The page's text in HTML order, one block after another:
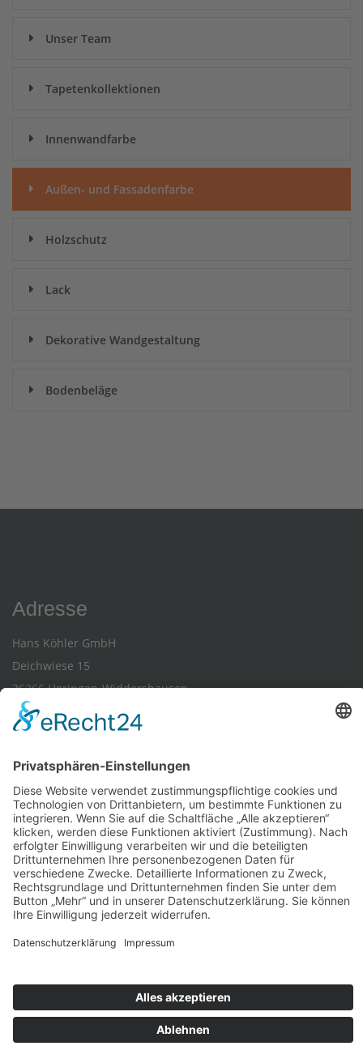
Unser Team
Tapetenkollektionen
Innenwandfarbe
Außen- und Fassadenfarbe
Holzschutz
Lack
Dekorative Wandgestaltung
Bodenbeläge
Adresse
Hans Köhler GmbH
Deichwiese 15
36266 Heringen-Widdershausen
Kommunikation
Telefon 06624/919310
E-Mail-Kontakt
Social media
© 2005- 2026 Hans Köhler GmbH produziert von der
Internetagentur dd-media.de|Impressum|Datenschutz